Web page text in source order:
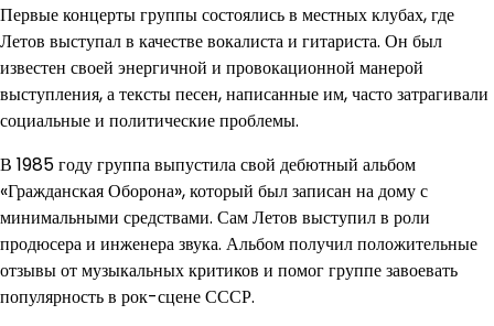
Первые концерты группы состоялись в местных клубах, где
Летов выступал в качестве вокалиста и гитариста. Он был
известен своей энергичной и провокационной манерой
выступления, а тексты песен, написанные им, часто затрагивали
социальные и политические проблемы.
В 1985 году группа выпустила свой дебютный альбом
«Гражданская Оборона», который был записан на дому с
минимальными средствами. Сам Летов выступил в роли
продюсера и инженера звука. Альбом получил положительные
отзывы от музыкальных критиков и помог группе завоевать
популярность в рок-сцене СССР.